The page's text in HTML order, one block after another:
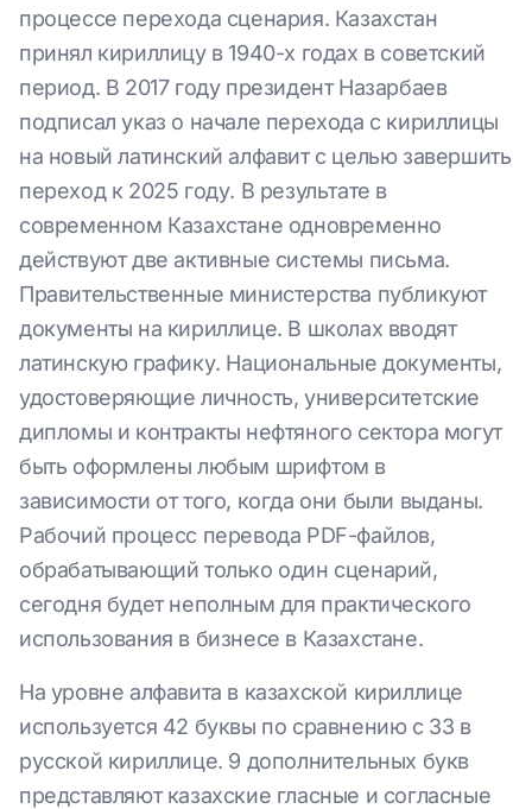
процессе перехода сценария. Казахстан
принял кириллицу в 1940-х годах в советский
период. В 2017 году президент Назарбаев
подписал указ о начале перехода с кириллицы
на новый латинский алфавит с целью завершить
переход к 2025 году. В результате в
современном Казахстане одновременно
действуют две активные системы письма.
Правительственные министерства публикуют
документы на кириллице. В школах вводят
латинскую графику. Национальные документы,
удостоверяющие личность, университетские
дипломы и контракты нефтяного сектора могут
быть оформлены любым шрифтом в
зависимости от того, когда они были выданы.
Рабочий процесс перевода PDF-файлов,
обрабатывающий только один сценарий,
сегодня будет неполным для практического
использования в бизнесе в Казахстане.
На уровне алфавита в казахской кириллице
используется 42 буквы по сравнению с 33 в
русской кириллице. 9 дополнительных букв
представляют казахские гласные и согласные